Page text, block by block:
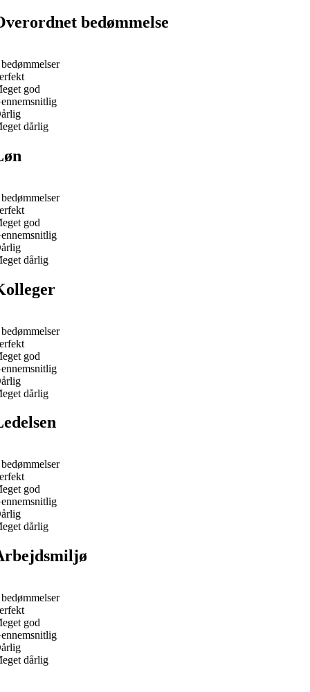
bedømmelse
god
dårlig
god
dårlig
god
dårlig
god
dårlig
god
dårlig